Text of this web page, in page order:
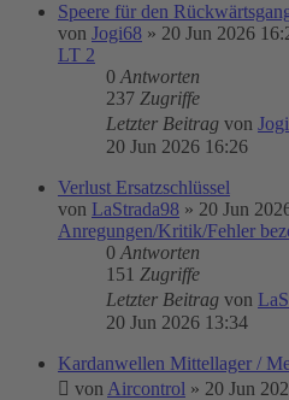
Speere für den
von Jogi68 » 20 Jun 2026
LT 2
0 Antworten
237 Zugriffe
Letzter Beitrag von
20 Jun 2026 16:26
Verlust Ersatzschlüssel
von LaStrada98 » 20 Jun
Anregungen/Kritik/Fehler
0 Antworten
151 Zugriffe
Letzter Beitrag von
20 Jun 2026 13:34
Kardanwellen Mittellager /
von Aircontrol » 20 Jun